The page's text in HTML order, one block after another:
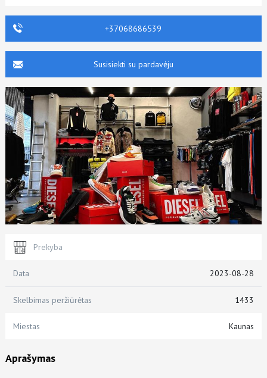
+37068686539
Susisiekti su pardavėju
Prekyba
Data 2023-08-28
Skelbimas peržiūrėtas 1433
Miestas Kaunas
Aprašymas